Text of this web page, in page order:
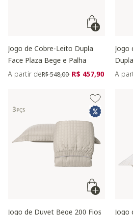
Jogo de Cobre-Leito Dupla
Face Plaza Bege e Palha
A partir dePreço reduzido de
R$ 548,00 para
R$ 457,90
Jogo
A
Jogo de Duvet Bege 200 Fios Jogo